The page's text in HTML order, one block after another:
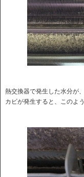
熱交換器で発生した水分が
カビが発生すると、このよ